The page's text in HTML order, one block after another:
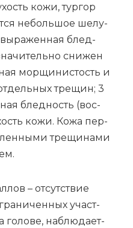
ко­жи, тур­гор
не­боль­шое ше­лу­
вы­ра­жен­ная блед­
сни­жен
мор­щи­ни­стость и
тре­щин; 3
блед­ность (вос­
ко­жи. Ко­жа пер­
тре­щи­на­ми
– от­сут­ствие
участ­
го­ло­ве, на­блю­да­ет­